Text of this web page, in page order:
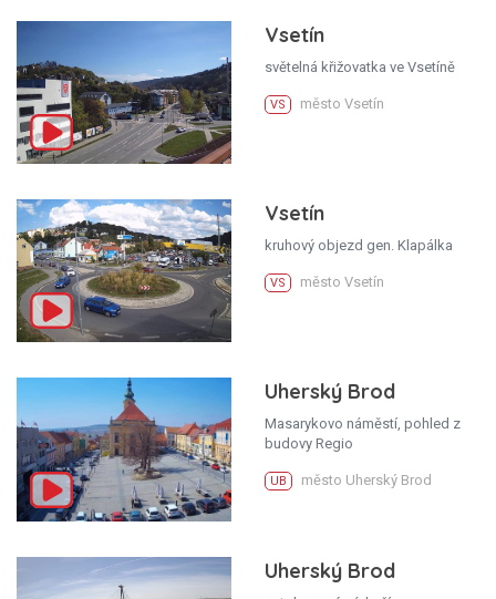
Vsetín
světelná křižovatka ve Vsetíně
VS město Vsetín
Vsetín
kruhový objezd gen. Klapálka
VS město Vsetín
Uherský Brod
Masarykovo náměstí, pohled z
budovy Regio
UB město Uherský Brod
Uherský Brod